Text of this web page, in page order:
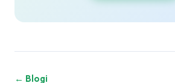
← Blogi